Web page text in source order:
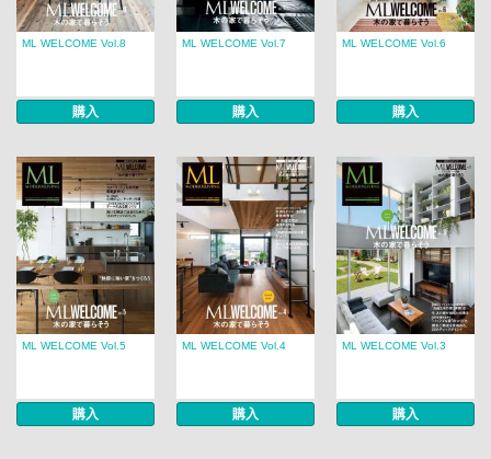
ML WELCOME Vol.8
購入
ML WELCOME Vol.7
購入
ML WELCOME Vol.6
購入
ML WELCOME Vol.5
購入
ML WELCOME Vol.4
購入
ML WELCOME Vol.3
購入